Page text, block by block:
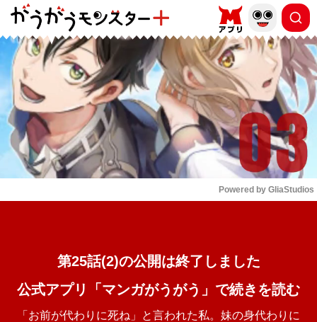
もっと読む
Powered by GliaStudios
第25話(2)の公開は終了しました
公式アプリ「マンガがうがう」で続きを読む
「お前が代わりに死ね」と言われた私。妹の身代わりに